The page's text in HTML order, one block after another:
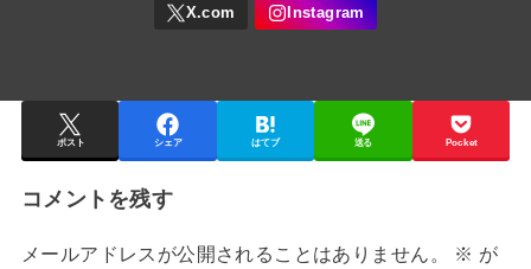
ポスト シェア はてブ 送る Pocket
コメントを残す
メールアドレスが公開されることはありません。 ※ が